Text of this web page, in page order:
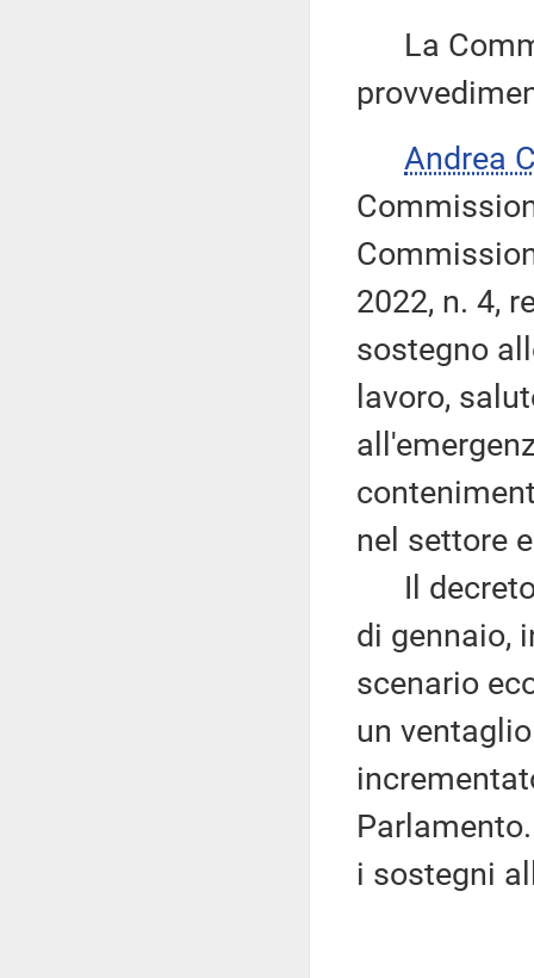
La
Andrea
2022, n. 4,
sostegno
lavoro,
nel settore
Il
di gennaio,
scenario
un
i sostegni